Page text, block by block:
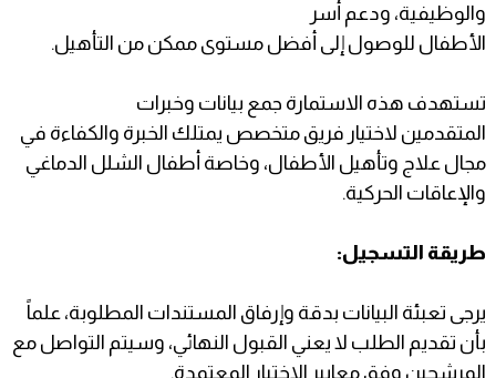
والوظيفية، ودعم أسر
الأطفال للوصول إلى أفضل مستوى ممكن من التأهيل.
تستهدف هذه الاستمارة جمع بيانات وخبرات
المتقدمين لاختيار فريق متخصص يمتلك الخبرة والكفاءة في
مجال علاج وتأهيل الأطفال، وخاصة أطفال الشلل الدماغي
والإعاقات الحركية.
طريقة التسجيل:
يرجى تعبئة البيانات بدقة وإرفاق المستندات المطلوبة، علماً
بأن تقديم الطلب لا يعني القبول النهائي، وسيتم التواصل مع
المرشحين وفق معايير الاختيار المعتمدة.